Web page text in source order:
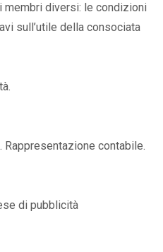
membri diversi: le condizioni
sull’utile della consociata
contabile.
di pubblicità